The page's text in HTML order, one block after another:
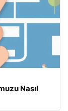
Nasıl